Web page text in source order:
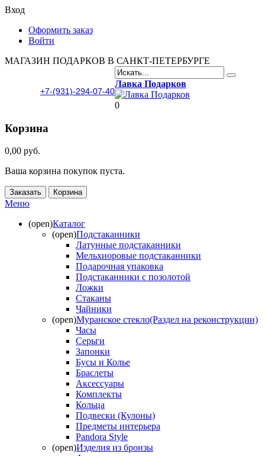
Вход
Оформить заказ
Войти
МАГАЗИН ПОДАРКОВ В САНКТ-ПЕТЕРБУРГЕ
+7-(931)-294-07-40
Лавка Подарков
0
Корзина
0,00 руб.
Ваша корзина покупок пуста.
Заказать Корзина
Меню
(open)Каталог
(open)Подстаканники
Латунные подстаканники
Мельхиоровые подстаканники
Подарочная упаковка
Подстаканники с позолотой
Ложки
Стаканы
Чайники
(open)Муранское стекло(Раздел на реконструкции)
Часы
Серьги
Запонки
Бусы и Колье
Браслеты
Аксессуары
Комплекты
Кольца
Подвески (Кулоны)
Предметы интерьера
Pandora Style
(open)Изделия из бронзы